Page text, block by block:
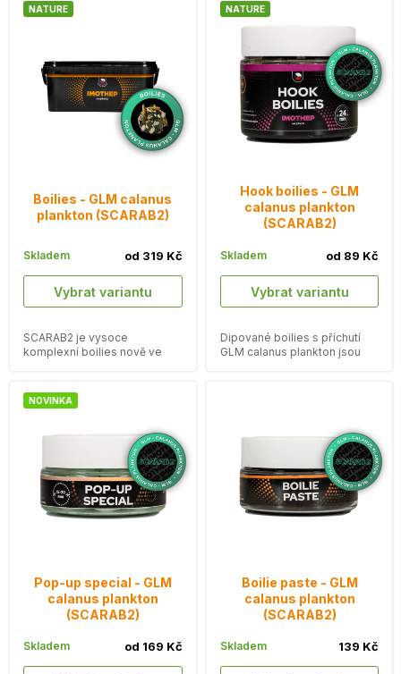
Boilies - GLM calanus
plankton (SCARAB2)
NATURE
Vybrat variantu
od 319 Kč
Skladem
SCARAB2 je vysoce
komplexní boilies nově ve
Hook boilies - GLM
calanus plankton
(SCARAB2)
NATURE
Vybrat variantu
od 89 Kč
Skladem
Dipované boilies s příchutí
GLM calanus plankton jsou
Pop-up special - GLM
calanus plankton
(SCARAB2)
NOVINKA
od 169 Kč
Skladem
Boilie paste - GLM
calanus plankton
(SCARAB2)
139 Kč
Skladem